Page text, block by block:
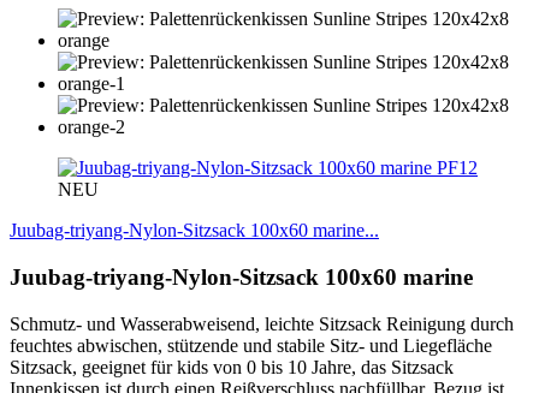
PF12
NEU
Juubag-triyang-Nylon-Sitzsack 100x60 marine...
Juubag-triyang-Nylon-Sitzsack 100x60 marine
Schmutz- und Wasserabweisend, leichte Sitzsack Reinigung durch
feuchtes abwischen, stützende und stabile Sitz- und Liegefläche
Sitzsack, geeignet für kids von 0 bis 10 Jahre, das Sitzsack
Innenkissen ist durch einen Reißverschluss nachfüllbar, Bezug ist